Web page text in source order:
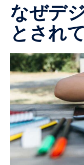
なぜデ
とされ